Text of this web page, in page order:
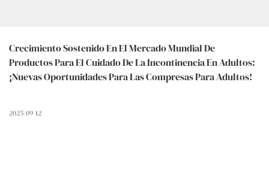
Crecimiento Sostenido En El Mercado Mundial De
Productos Para El Cuidado De La Incontinencia En Adultos:
¡Nuevas Oportunidades Para Las Compresas Para Adultos!
2025-09-12